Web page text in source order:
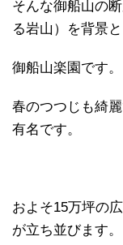
そんな御船山の
る岩山）を背景
御船山楽園です。
春のつつじも綺
有名です。
およそ15万坪の
が立ち並びます。